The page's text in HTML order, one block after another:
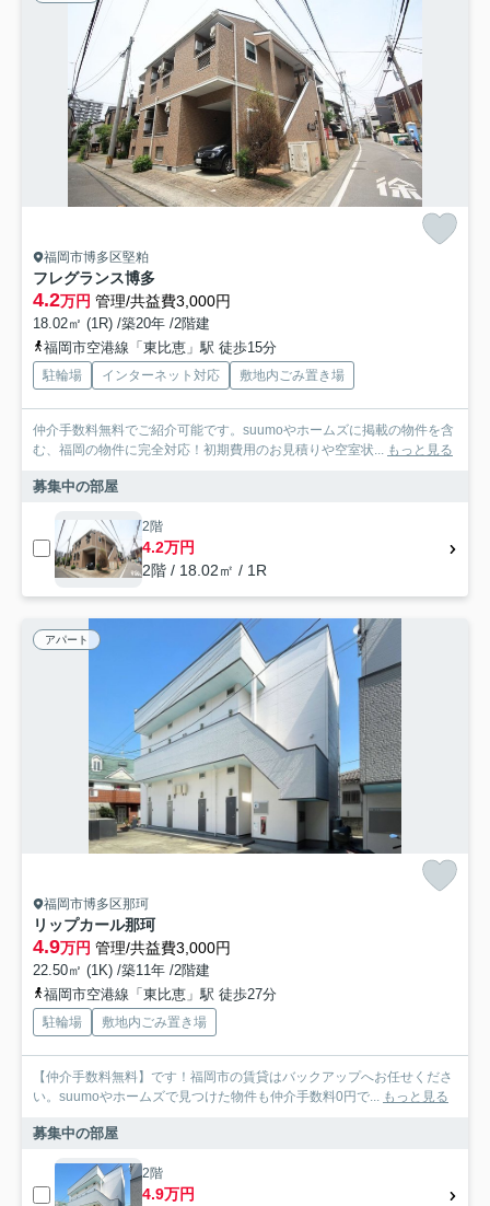
福岡市博多区堅粕
フレグランス博多
4.2万円 管理/共益費3,000円
18.02㎡ (1R) /築20年 /2階建
福岡市空港線「東比恵」駅 徒歩15分
駐輪場 インターネット対応 敷地内ごみ置き場
仲介手数料無料でご紹介可能です。suumoやホームズに掲載の物件を含
む、福岡の物件に完全対応！初期費用のお見積りや空室状...
もっと見る
募集中の部屋
2階
4.2万円
2階 / 18.02㎡ / 1R
アパート
福岡市博多区那珂
リップカール那珂
4.9万円 管理/共益費3,000円
22.50㎡ (1K) /築11年 /2階建
福岡市空港線「東比恵」駅 徒歩27分
駐輪場 敷地内ごみ置き場
【仲介手数料無料】です！福岡市の賃貸はバックアップへお任せくださ
い。suumoやホームズで見つけた物件も仲介手数料0円で...
もっと見る
募集中の部屋
2階
4.9万円